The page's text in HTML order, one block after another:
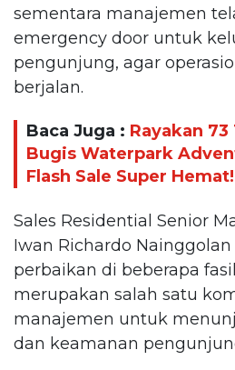
sementara manajemen
emergency door untuk
pengunjung, agar
berjalan.
Baca Juga : Rayakan 73
Bugis Waterpark
Flash Sale Super Hemat!
Sales Residential Senior
Iwan Richardo
perbaikan di beberapa
merupakan salah satu
manajemen untuk
dan keamanan